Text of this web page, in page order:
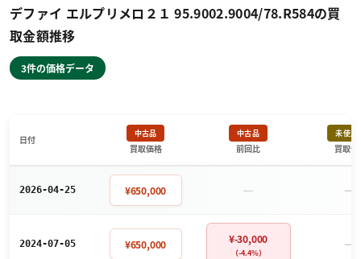
デファイ エルプリメロ２１ 95.9002.9004/78.R584の買
取金額推移
3件の価格データ
日付
中古品
買取価格
中古品
前回比
未使用
買取価
2026-04-25 ¥650,000 － －
2024-07-05 ¥650,000 ¥-30,000
（-4.4%） －